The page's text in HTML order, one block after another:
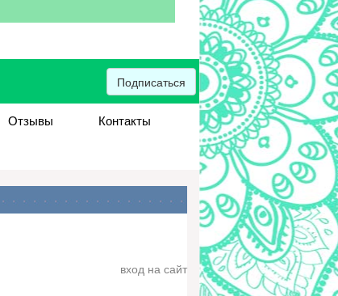
Подписаться
Отзывы
Контакты
вход на сайт